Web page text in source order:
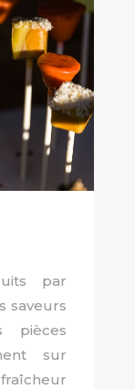
par
saveurs
pièces
sur